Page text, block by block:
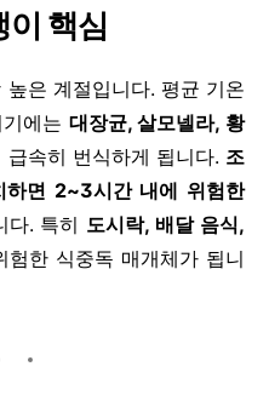
이 핵심
은 계절입니다. 평균 기온
에는 대장균, 살모넬라, 황
급속히 번식하게 됩니다. 조
하면 2~3시간 내에 위험한
다. 특히 도시락, 배달 음식,
험한 식중독 매개체가 됩니